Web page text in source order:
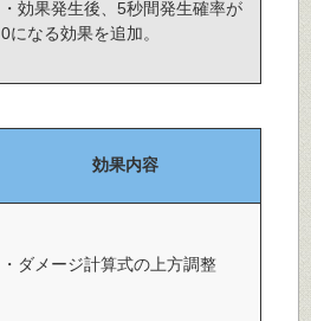
・効果発生後、5秒間発生確率が
0になる効果を追加。
効果内容
・ダメージ計算式の上方調整